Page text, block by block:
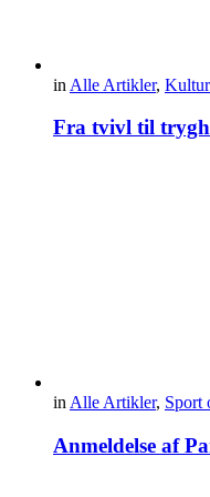
in Alle Artikler,
Fra tvivl til
in Alle Artikler, Sport
Anmeldelse af